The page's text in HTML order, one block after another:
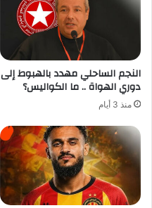
النجم الساحلي مهدد بالهبوط إلى
دوري الهواة .. ما الكواليس؟
منذ 3 أيام